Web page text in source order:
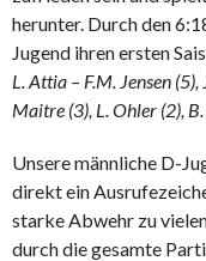
herunter. Durch den
Jugend ihren ersten
L. Attia – F.M. Jensen
Maitre (3), L. Ohler (2),
Unsere männliche D-
direkt ein
starke Abwehr zu
durch die gesamte